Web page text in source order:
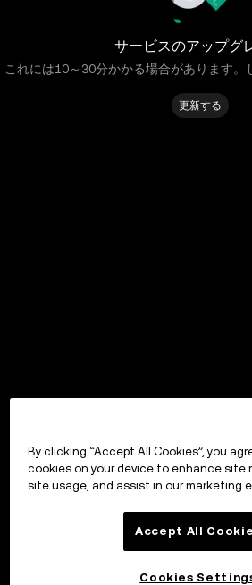
サービスのアップグ
これには10～30分かかる場合があります。
更新する
By clicking “Accept All Cookies”, you
cookies on your device to enhance site
site usage, and assist in our marketing
Accept All
Cookies